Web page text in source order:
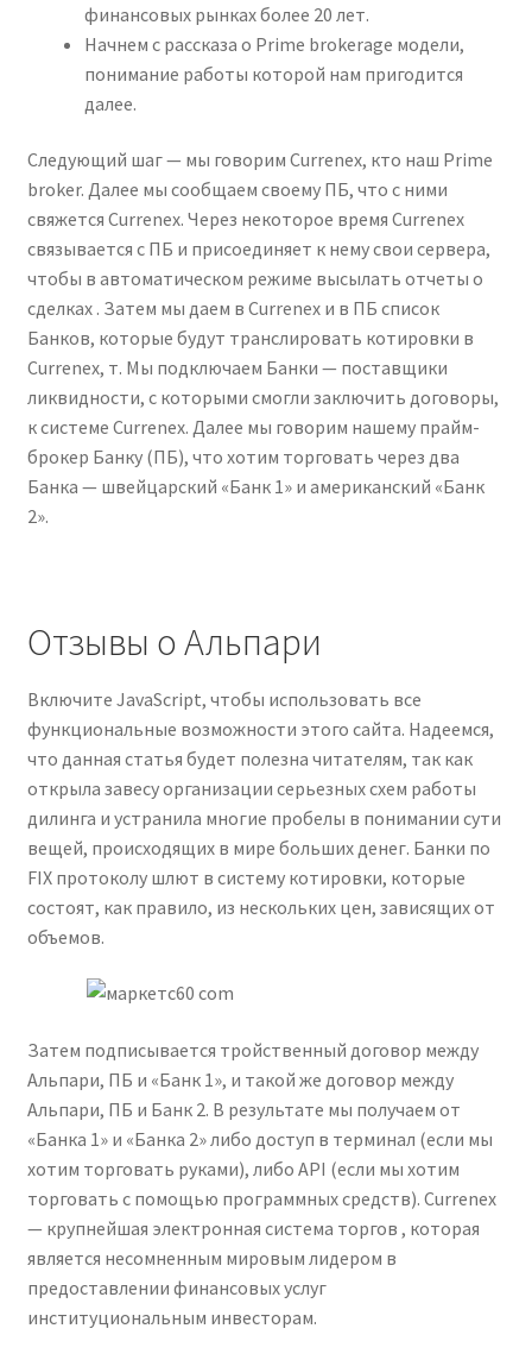
финансовых рынках более 20 лет.
Начнем с рассказа о Prime brokerage модели,
понимание работы которой нам пригодится
далее.
Следующий шаг — мы говорим Currenex, кто наш Prime
broker. Далее мы сообщаем своему ПБ, что с ними
свяжется Currenex. Через некоторое время Currenex
связывается с ПБ и присоединяет к нему свои сервера,
чтобы в автоматическом режиме высылать отчеты о
сделках . Затем мы даем в Currenex и в ПБ список
Банков, которые будут транслировать котировки в
Currenex, т. Мы подключаем Банки — поставщики
ликвидности, с которыми смогли заключить договоры,
к системе Currenex. Далее мы говорим нашему прайм-
брокер Банку (ПБ), что хотим торговать через два
Банка — швейцарский «Банк 1» и американский «Банк
2».
Отзывы о Альпари
Включите JavaScript, чтобы использовать все
функциональные возможности этого сайта. Надеемся,
что данная статья будет полезна читателям, так как
открыла завесу организации серьезных схем работы
дилинга и устранила многие пробелы в понимании сути
вещей, происходящих в мире больших денег. Банки по
FIX протоколу шлют в систему котировки, которые
состоят, как правило, из нескольких цен, зависящих от
объемов.
Затем подписывается тройственный договор между
Альпари, ПБ и «Банк 1», и такой же договор между
Альпари, ПБ и Банк 2. В результате мы получаем от
«Банка 1» и «Банка 2» либо доступ в терминал (если мы
хотим торговать руками), либо API (если мы хотим
торговать с помощью программных средств). Currenex
— крупнейшая электронная система торгов , которая
является несомненным мировым лидером в
предоставлении финансовых услуг
институциональным инвесторам.